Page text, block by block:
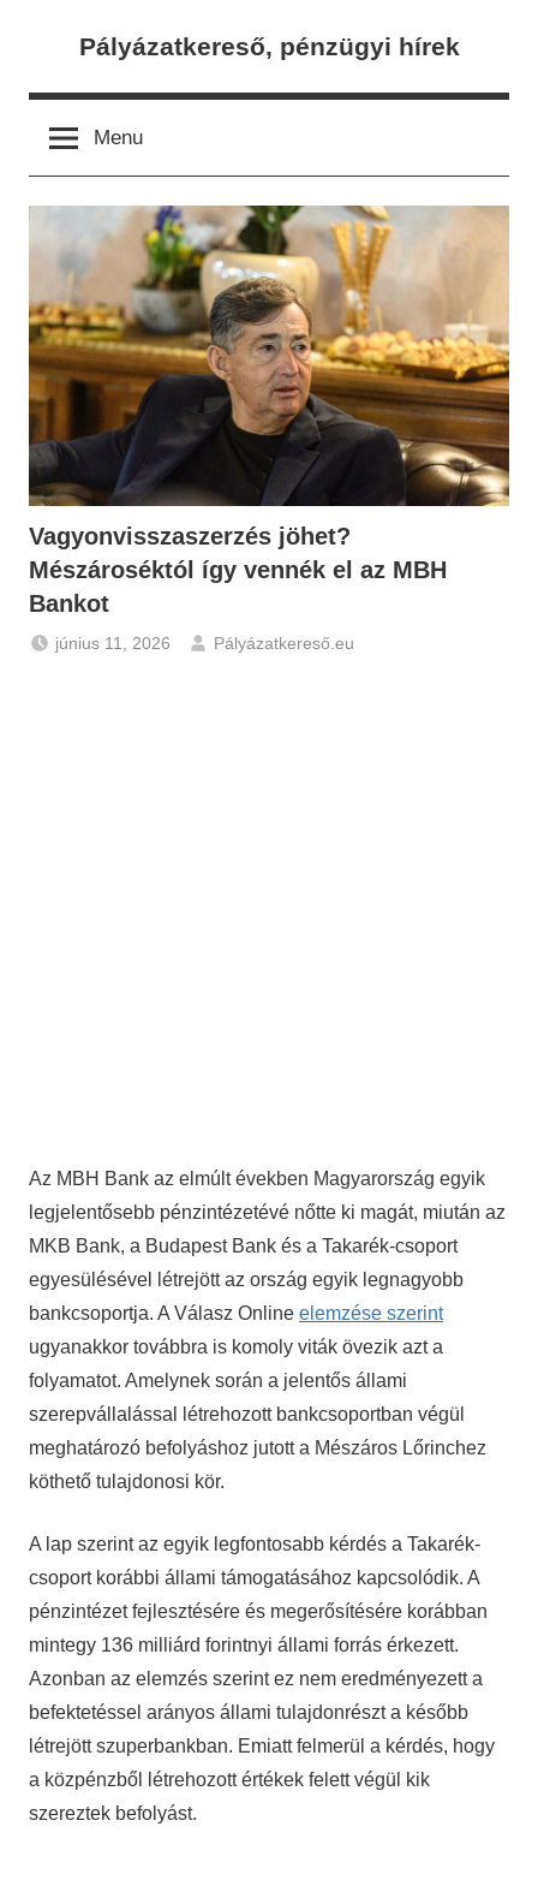
Pályázatkereső, pénzügyi hírek
Menu
Vagyonvisszaszerzés jöhet?
Mészároséktól így vennék el az MBH
Bankot
június 11, 2026
Pályázatkereső.eu
Az MBH Bank az elmúlt években Magyarország egyik
legjelentősebb pénzintézetévé nőtte ki magát, miután az
MKB Bank, a Budapest Bank és a Takarék-csoport
egyesülésével létrejött az ország egyik legnagyobb
bankcsoportja. A Válasz Online elemzése szerint
ugyanakkor továbbra is komoly viták övezik azt a
folyamatot. Amelynek során a jelentős állami
szerepvállalással létrehozott bankcsoportban végül
meghatározó befolyáshoz jutott a Mészáros Lőrinchez
köthető tulajdonosi kör.
A lap szerint az egyik legfontosabb kérdés a Takarék-
csoport korábbi állami támogatásához kapcsolódik. A
pénzintézet fejlesztésére és megerősítésére korábban
mintegy 136 milliárd forintnyi állami forrás érkezett.
Azonban az elemzés szerint ez nem eredményezett a
befektetéssel arányos állami tulajdonrészt a később
létrejött szuperbankban. Emiatt felmerül a kérdés, hogy
a közpénzből létrehozott értékek felett végül kik
szereztek befolyást.